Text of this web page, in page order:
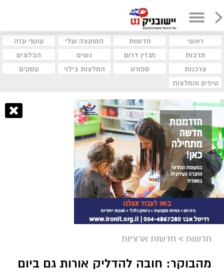
ראשי חדשות המועצה שלי
עוטף עזה
תרבות
מגזין דרום נשים
הבלוגים
צרכנות
ספורט המלצות בילוי
עסקים
טיפים והמלצות
חדשות > חדשות ארציות
מהבוקר: חובה להדליק אורות גם ביום